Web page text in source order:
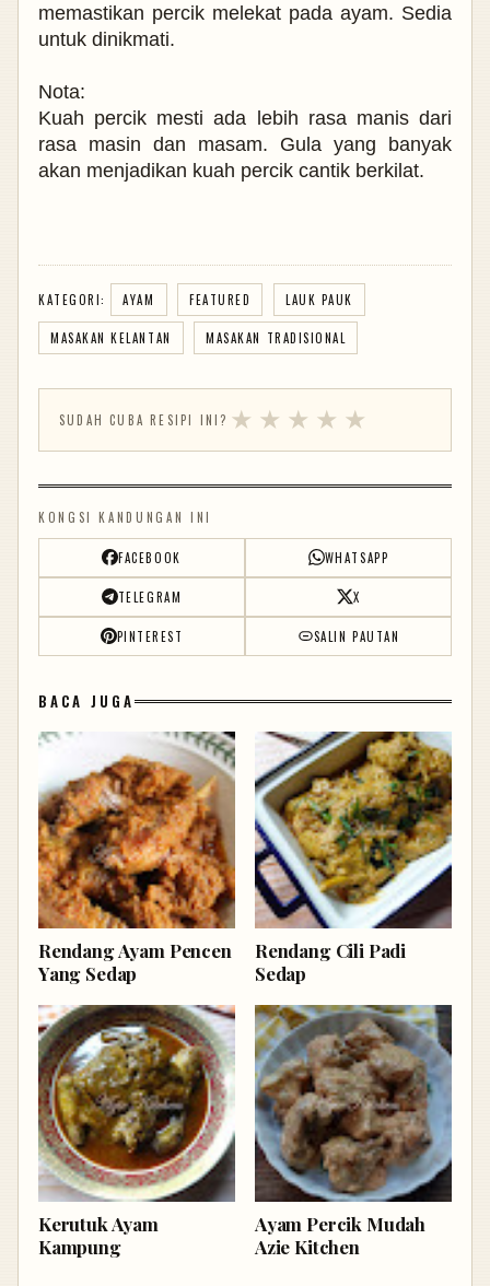
memastikan percik melekat pada ayam. Sedia
untuk dinikmati.
Nota:
Kuah percik mesti ada lebih rasa manis dari
rasa masin dan masam. Gula yang banyak
akan menjadikan kuah percik cantik berkilat.
KATEGORI: AYAM FEATURED LAUK PAUK
MASAKAN KELANTAN MASAKAN TRADISIONAL
SUDAH CUBA RESIPI INI? ★ ★ ★ ★ ★
KONGSI KANDUNGAN INI
FACEBOOK WHATSAPP
TELEGRAM X
PINTEREST SALIN PAUTAN
BACA JUGA
Rendang Ayam Pencen
Yang Sedap
Rendang Cili Padi
Sedap
Kerutuk Ayam
Kampung
Ayam Percik Mudah
Azie Kitchen